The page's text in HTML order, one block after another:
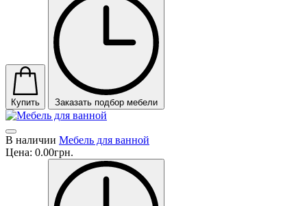
Купить Заказать подбор мебели
В наличии Мебель для ванной
Цена: 0.00грн.